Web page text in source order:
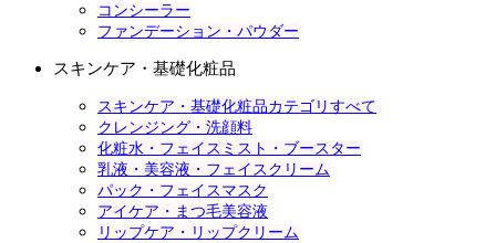
コンシーラー
ファンデーション・パウダー
スキンケア・基礎化粧品
スキンケア・基礎化粧品カテゴリすべて
クレンジング・洗顔料
化粧水・フェイスミスト・ブースター
乳液・美容液・フェイスクリーム
パック・フェイスマスク
アイケア・まつ毛美容液
リップケア・リップクリーム